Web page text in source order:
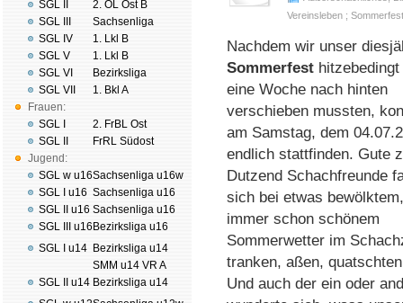
SGL II
SGL III
SGL IV
SGL V
SGL VI
SGL VII
Frauen:
SGL I
SGL II
Jugend:
SGL w u16
SGL I u16
SGL II u16
SGL III u16
SGL I u14
SGL II u14
2. OL Ost B
Sachsenliga
1. Lkl B
1. Lkl B
Bezirksliga
1. Bkl A
2. FrBL Ost
FrRL Südost
Sachsenliga u16w
Sachsenliga u16
Sachsenliga u16
Bezirksliga u16
Bezirksliga u14
SMM u14 VR A
Bezirksliga u14
Vereinsleben ; Sommerfest
Nachdem wir unser
Sommerfest hitzebedingt
eine Woche nach hinten
verschieben mussten,
am Samstag, dem
endlich stattfinden. Gute
Dutzend Schachfreunde
sich bei etwas
immer schon schönem
Sommerwetter im
tranken, aßen,
Und auch der ein oder